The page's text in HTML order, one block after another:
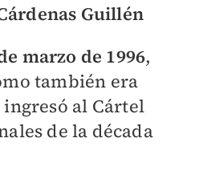
Guillén
marzo de 1996,
también era
al Cártel
de la década